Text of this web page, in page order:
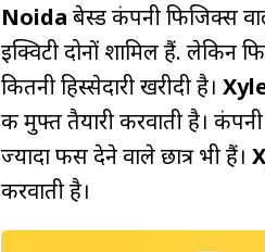
Noida बेस्ड कंपनी फिजिक्स
इक्विटी दोनों शामिल हैं. लेकिन
कितनी हिस्सेदारी खरीदी है।
की मुफ्त तैयारी करवाती है।
ज्यादा फीस देने वाले छात्र भी हैं।
करवाती है।